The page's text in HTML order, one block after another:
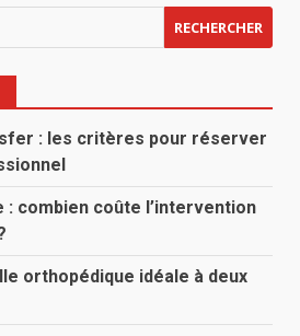
: les critères pour réserver
: combien coûte l’intervention
orthopédique idéale à deux